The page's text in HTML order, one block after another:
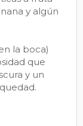
y algún
la boca)
que
y un